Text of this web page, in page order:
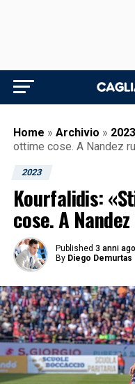
Home » Archivio » 2023
ottime cose. A Nandez
2023
Kourfalidis:
cose. A
Published 3 anni ago
By Diego Demurtas